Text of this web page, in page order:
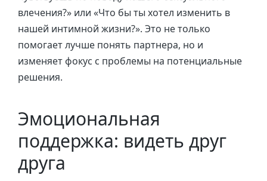
влечения?» или «Что бы ты хотел изменить в
нашей интимной жизни?». Это не только
помогает лучше понять партнера, но и
изменяет фокус с проблемы на потенциальные
решения.
Эмоциональная
поддержка: видеть друг
друга